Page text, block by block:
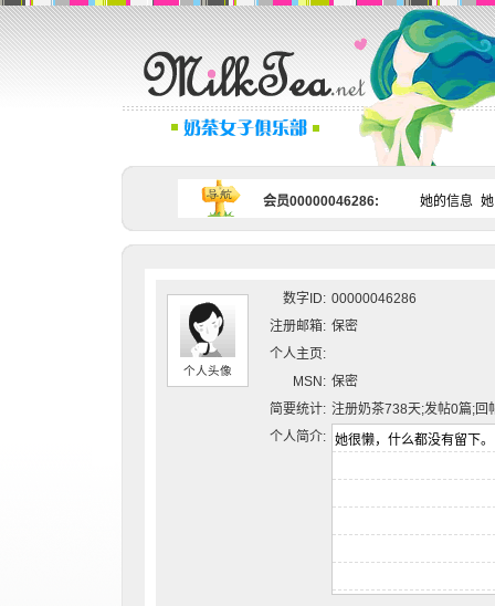
会员00000046286: 她的信息
个人头像
数字ID: 00000046286
注册邮箱: 保密
个人主页:
MSN: 保密
简要统计: 注册奶茶738天;发帖0篇;回
个人简介: